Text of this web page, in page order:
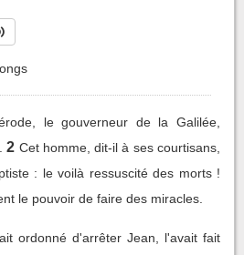
le gouverneur de la Galilée,
2 Cet homme, dit-il à ses courtisans,
: le voilà ressuscité des morts !
le pouvoir de faire des miracles.
ordonné d'arrêter Jean, l'avait fait